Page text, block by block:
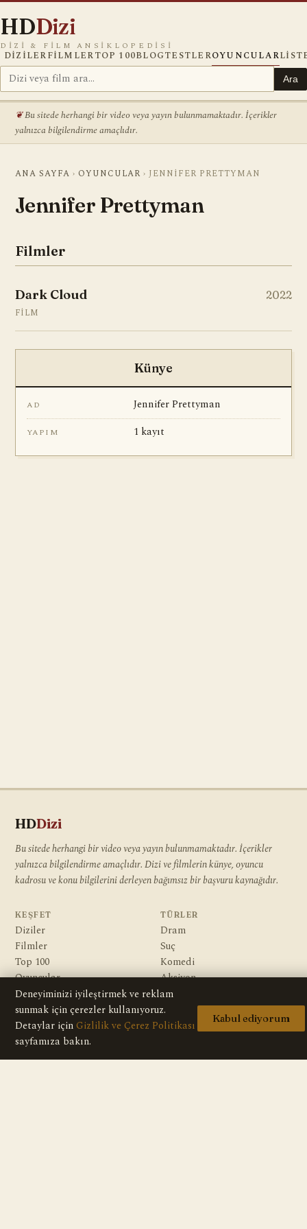
HDDizi
DIZI & FILM ANSIKLOPEDISI
DIZILERFILMLERTOP 100BLOGTESTLEROYUNCULAR
Ara
Bu sitede herhangi bir video veya yayın bulunmamaktadır. İçerikler
yalnızca bilgilendirme amaçlıdır.
ANA SAYFA › OYUNCULAR ›JENNIFER PRETTYMAN
Jennifer Prettyman
Filmler
Dark Cloud 2022
FILM
Künye
AD Jennifer Prettyman
YAPIM 1 kayıt
HDDizi
Bu sitede herhangi bir video veya yayın bulunmamaktadır. İçerikler
yalnızca bilgilendirme amaçlıdır. Dizi ve filmlerin künye, oyuncu
kadrosu ve konu bilgilerini derleyen bağımsız bir başvuru kaynağıdır.
KEŞFET
Diziler
Filmler
Top 100
Oyuncular
Yazarlar
TÜRLER
Dram
Suç
Komedi
Aksiyon
Gerilim
Gizem
Macera
Deneyiminizi iyileştirmek ve reklam
sunmak için çerezler kullanıyoruz.
Detaylar için Gizlilik ve Çerez Politikası
sayfamıza bakın.
Kabul ediyorum